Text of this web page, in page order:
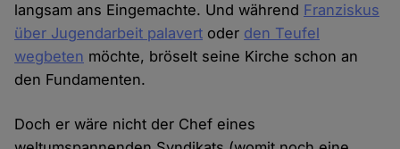
langsam ans Eingemachte. Und während Franziskus
über Jugendarbeit palavert oder den Teufel
wegbeten möchte, bröselt seine Kirche schon an
den Fundamenten.
Doch er wäre nicht der Chef eines